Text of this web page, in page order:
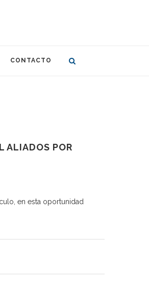
CONTACTO
ALIADOS POR
en esta oportunidad